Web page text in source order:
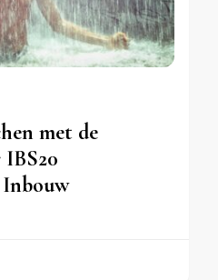
met de
Inbouw